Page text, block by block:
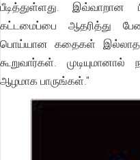
பீடித்துள்ளது. இவ்வாறான
கட்டமைப்பை ஆதரித்து
பொய்யான கதைகள் இல்லாத
கூறுவார்கள்.
ஆழமாக பாருங்கள்."